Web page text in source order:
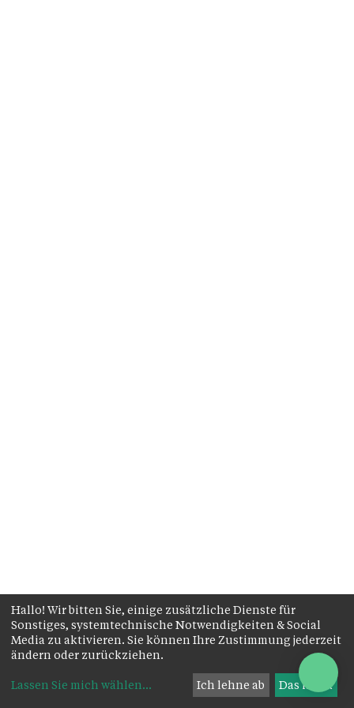
Hallo! Wir bitten Sie, einige zusätzliche Dienste für
Sonstiges, systemtechnische Notwendigkeiten & Social
Media zu aktivieren. Sie können Ihre Zustimmung jederzeit
ändern oder zurückziehen.
Lassen Sie mich wählen... Ich lehne ab Das ist ok